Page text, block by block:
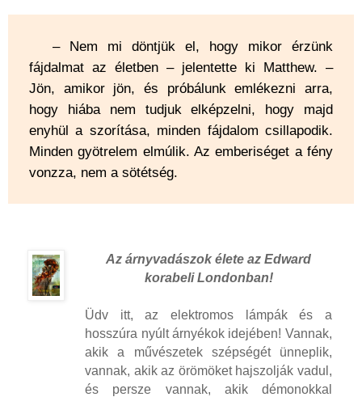
– Nem mi döntjük el, hogy mikor érzünk
fájdalmat az életben – jelentette ki Matthew. –
Jön, amikor jön, és próbálunk emlékezni arra,
hogy hiába nem tudjuk elképzelni, hogy majd
enyhül a szorítása, minden fájdalom csillapodik.
Minden gyötrelem elmúlik. Az emberiséget a fény
vonzza, nem a sötétség.
Az ​ árnyvadászok élete az Edward
korabeli Londonban!
Üdv itt, az elektromos lámpák és a
hosszúra nyúlt árnyékok idejében! Vannak,
akik a művészetek szépségét ünneplik,
vannak, akik az örömöket hajszolják vadul,
és persze vannak, akik démonokkal